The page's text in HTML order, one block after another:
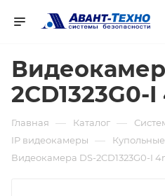
2CD1323G0-
Главная — Каталог —
IP видеокамеры —
Видеокамера DS-2CD1323G0-I